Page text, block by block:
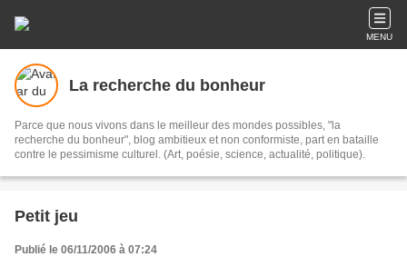
MENU
La recherche du bonheur
Parce que nous vivons dans le meilleur des mondes possibles, "la
recherche du bonheur", blog ambitieux et non conformiste, part en bataille
contre le pessimisme culturel. (Art, poésie, science, actualité, politique).
Petit jeu
Publié le 06/11/2006 à 07:24